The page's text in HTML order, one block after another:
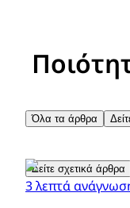
Όλα τα άρθρα
Δείτε σχετικά άρθρα
3 λεπτά